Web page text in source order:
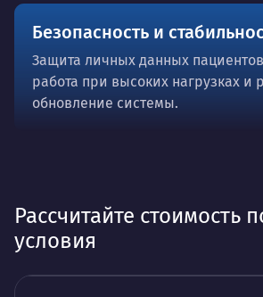
Безопасность и
Защита личных данных
работа при высоких нагрузках и
обновление системы.
Рассчитайте стоимость
условия